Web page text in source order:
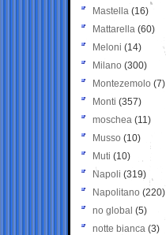
Mastella (16)
Mattarella (60)
Meloni (14)
Milano (300)
Montezemolo (7)
Monti (357)
moschea (11)
Musso (10)
Muti (10)
Napoli (319)
Napolitano (220)
no global (5)
notte bianca (3)